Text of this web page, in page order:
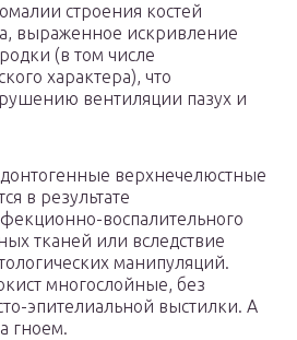
строения костей
выраженное искривление
(в том числе
характера), что
вентиляции пазух и
верхнечелюстные
в результате
воспалительного
тканей или вследствие
манипуляций.
многослойные, без
эпителиальной выстилки. А
гноем.